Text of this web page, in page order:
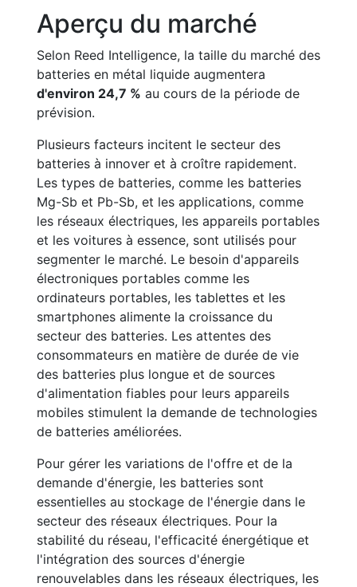
Aperçu du marché
Selon Reed Intelligence, la taille du marché des
batteries en métal liquide augmentera
d'environ 24,7 % au cours de la période de
prévision.
Plusieurs facteurs incitent le secteur des
batteries à innover et à croître rapidement.
Les types de batteries, comme les batteries
Mg-Sb et Pb-Sb, et les applications, comme
les réseaux électriques, les appareils portables
et les voitures à essence, sont utilisés pour
segmenter le marché. Le besoin d'appareils
électroniques portables comme les
ordinateurs portables, les tablettes et les
smartphones alimente la croissance du
secteur des batteries. Les attentes des
consommateurs en matière de durée de vie
des batteries plus longue et de sources
d'alimentation fiables pour leurs appareils
mobiles stimulent la demande de technologies
de batteries améliorées.
Pour gérer les variations de l'offre et de la
demande d'énergie, les batteries sont
essentielles au stockage de l'énergie dans le
secteur des réseaux électriques. Pour la
stabilité du réseau, l'efficacité énergétique et
l'intégration des sources d'énergie
renouvelables dans les réseaux électriques, les